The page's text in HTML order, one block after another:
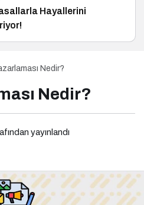
Hayallerini
Nedir?
Nedir?
yayınlandı